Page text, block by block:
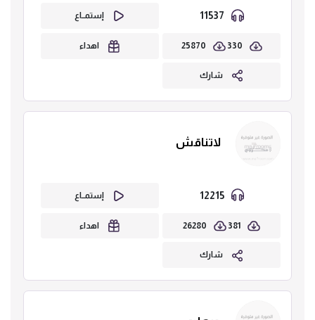
إستمــاع
330
25870 اهداء
شارك
لاتناقش
12215 إستمــاع
381
26280 اهداء
شارك